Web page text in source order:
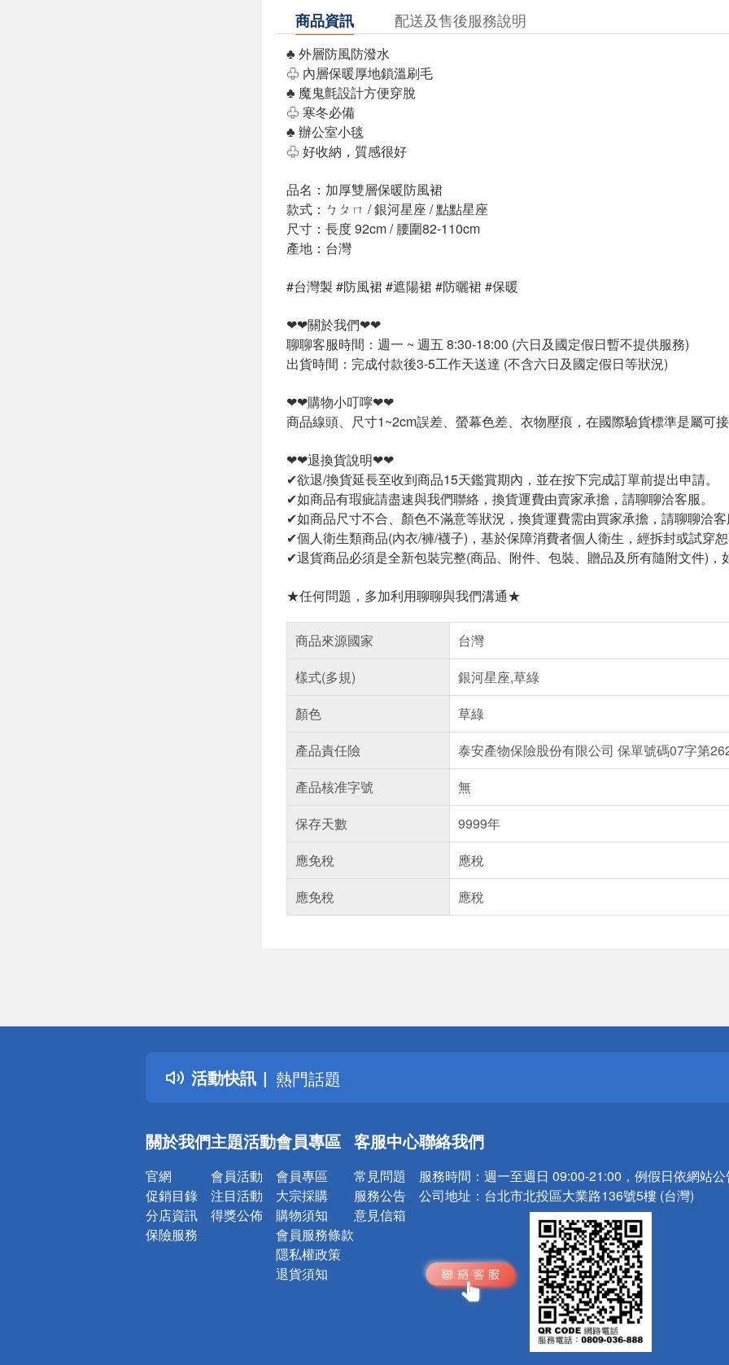
商品資訊 配送及售後服務說明
♣ 外層防風防潑水
♧ 內層保暖厚地鎖溫刷毛
♣ 魔鬼氈設計方便穿脫
♧ 寒冬必備
♣ 辦公室小毯
♧ 好收納，質感很好
品名：加厚雙層保暖防風裙
款式：ㄅㄆㄇ / 銀河星座 / 點點星座
尺寸：長度 92cm / 腰圍82-110cm
產地：台灣
#台灣製 #防風裙 #遮陽裙 #防曬裙 #保暖
❤❤關於我們❤❤
聊聊客服時間：週一 ~ 週五 8:30-18:00 (六日及國定假日暫不提供服務)
出貨時間：完成付款後3-5工作天送達 (不含六日及國定假日等狀況)
❤❤購物小叮嚀❤❤
商品線頭、尺寸1~2cm誤差、螢幕色差、衣物壓痕，在國際驗貨標準是屬可
❤❤退換貨說明❤❤
✔欲退/換貨延長至收到商品15天鑑賞期內，並在按下完成訂單前提出申請。
✔如商品有瑕疵請盡速與我們聯絡，換貨運費由賣家承擔，請聊聊洽客服。
✔如商品尺寸不合、顏色不滿意等狀況，換貨運費需由買家承擔，請聊聊洽
✔個人衛生類商品(內衣/褲/襪子)，基於保障消費者個人衛生，經拆封或試穿
✔退貨商品必須是全新包裝完整(商品、附件、包裝、贈品及所有隨附文件)，
★任何問題，多加利用聊聊與我們溝通★
商品來源國家
台灣
樣式(多規)
銀河星座,草綠
顏色
草綠
產品責任險
泰安產物保險股份有限公司 保單號碼07字第
產品核准字號
無
保存天數
9999年
應免稅
應稅
應免稅
應稅
活動快訊
詐騙網頁！請小心！
得獎公告
熱門話題
銀行優惠
詐騙網頁！請小心！
關於我們
官網
促銷目錄
分店資訊
保險服務
主題活動
會員活動
注目活動
得獎公佈
會員專區
會員專區
大宗採購
購物須知
會員服務條款
隱私權政策
退貨須知
客服中心
常見問題
服務公告
意見信箱
聯絡我們
服務時間： 週一至週日 09:00-21:00，例假日依網站
公司地址： 台北市北投區大業路136號5樓 (台灣)